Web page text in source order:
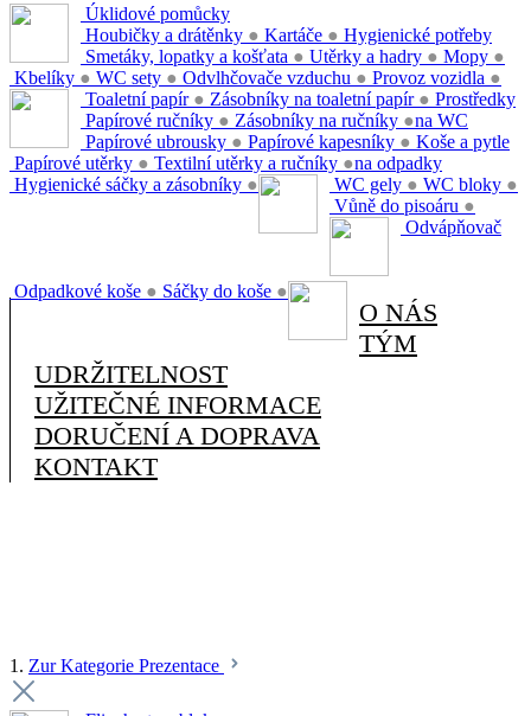
Úklidové pomůcky
Houbičky a drátěnky ● Kartáče ●
Smetáky, lopatky a košťata ● Utěrky a hadry ● Mopy ●
Kbelíky ● WC sety ● Odvlhčovače vzduchu ● Provoz vozidla ●
Hygienické potřeby
Toaletní papír ● Zásobníky na toaletní papír ●
Papírové ručníky ● Zásobníky na ručníky ●
Papírové ubrousky ● Papírové kapesníky ●
Papírové utěrky ● Textilní utěrky a ručníky ●
Hygienické sáčky a zásobníky ●
Prostředky
na WC
WC gely ● WC bloky ●
Vůně do pisoáru ●
Koše a pytle
na odpadky
Odpadkové koše ● Sáčky do koše ●
Odvápňovač
O NÁS
TÝM
UDRŽITELNOST
UŽITEČNÉ INFORMACE
DORUČENÍ A DOPRAVA
KONTAKT
1. Zur Kategorie Prezentace